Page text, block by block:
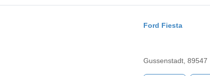
Ford Fiesta
Gussenstadt, 89547